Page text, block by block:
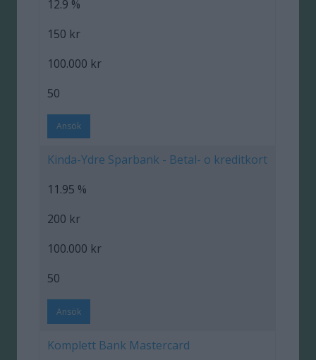
12.9 %
150 kr
100.000 kr
50
Ansök
Kinda-Ydre Sparbank - Betal- o kreditkort
11.95 %
200 kr
100.000 kr
50
Ansök
Komplett Bank Mastercard